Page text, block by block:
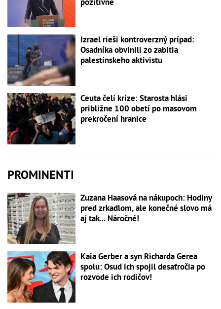
Izrael rieši kontroverzný prípad:
Osadníka obvinili zo zabitia
palestínskeho aktivistu
Ceuta čelí kríze: Starosta hlási
približne 100 obetí po masovom
prekročení hranice
PROMINENTI
Zuzana Haasová na nákupoch: Hodiny
pred zrkadlom, ale konečné slovo má
aj tak... Náročné!
Kaia Gerber a syn Richarda Gerea
spolu: Osud ich spojil desaťročia po
rozvode ich rodičov!